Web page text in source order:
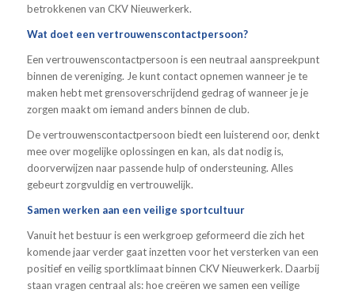
betrokkenen van CKV Nieuwerkerk.
Wat doet een vertrouwenscontactpersoon?
Een vertrouwenscontactpersoon is een neutraal aanspreekpunt
binnen de vereniging. Je kunt contact opnemen wanneer je te
maken hebt met grensoverschrijdend gedrag of wanneer je je
zorgen maakt om iemand anders binnen de club.
De vertrouwenscontactpersoon biedt een luisterend oor, denkt
mee over mogelijke oplossingen en kan, als dat nodig is,
doorverwijzen naar passende hulp of ondersteuning. Alles
gebeurt zorgvuldig en vertrouwelijk.
Samen werken aan een veilige sportcultuur
Vanuit het bestuur is een werkgroep geformeerd die zich het
komende jaar verder gaat inzetten voor het versterken van een
positief en veilig sportklimaat binnen CKV Nieuwerkerk. Daarbij
staan vragen centraal als: hoe creëren we samen een veilige